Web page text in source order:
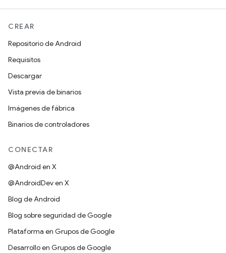
CREAR
Repositorio de Android
Requisitos
Descargar
Vista previa de binarios
Imágenes de fábrica
Binarios de controladores
CONECTAR
@Android en X
@AndroidDev en X
Blog de Android
Blog sobre seguridad de Google
Plataforma en Grupos de Google
Desarrollo en Grupos de Google